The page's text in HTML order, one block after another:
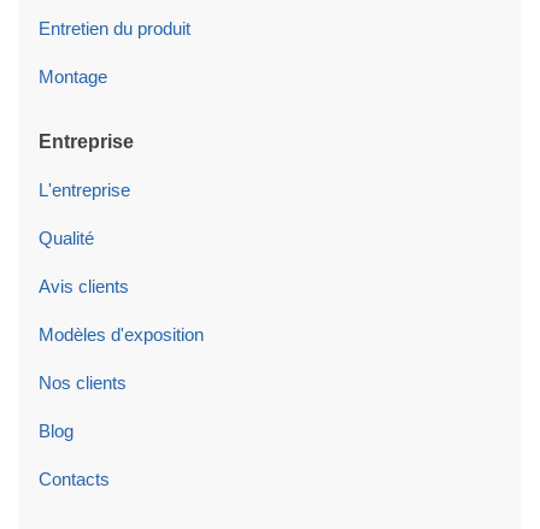
Entretien du produit
Montage
Entreprise
L'entreprise
Qualité
Avis clients
Modèles d'exposition
Nos clients
Blog
Contacts